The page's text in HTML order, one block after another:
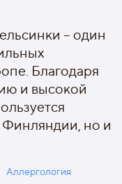
– один
Благодаря
и высокой
Финляндии, но и
Аллергология